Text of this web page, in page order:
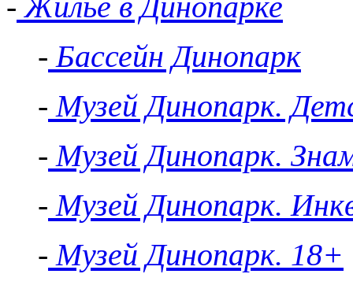
- Бассейн Динопарк
- Музей Динопарк.
- Музей Динопарк.
- Музей Динопарк.
- Музей Динопарк. 18+